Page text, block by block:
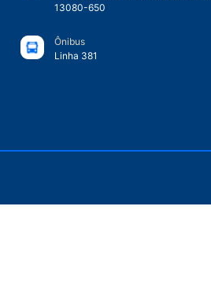
13080-650
Ônibus
Linha 381